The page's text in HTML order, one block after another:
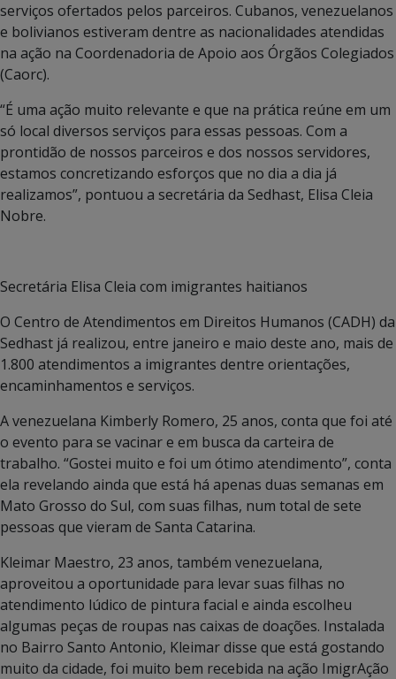
serviços ofertados pelos parceiros. Cubanos, venezuelanos
e bolivianos estiveram dentre as nacionalidades atendidas
na ação na Coordenadoria de Apoio aos Órgãos Colegiados
(Caorc).
“É uma ação muito relevante e que na prática reúne em um
só local diversos serviços para essas pessoas. Com a
prontidão de nossos parceiros e dos nossos servidores,
estamos concretizando esforços que no dia a dia já
realizamos”, pontuou a secretária da Sedhast, Elisa Cleia
Nobre.
Secretária Elisa Cleia com imigrantes haitianos
O Centro de Atendimentos em Direitos Humanos (CADH) da
Sedhast já realizou, entre janeiro e maio deste ano, mais de
1.800 atendimentos a imigrantes dentre orientações,
encaminhamentos e serviços.
A venezuelana Kimberly Romero, 25 anos, conta que foi até
o evento para se vacinar e em busca da carteira de
trabalho. “Gostei muito e foi um ótimo atendimento”, conta
ela revelando ainda que está há apenas duas semanas em
Mato Grosso do Sul, com suas filhas, num total de sete
pessoas que vieram de Santa Catarina.
Kleimar Maestro, 23 anos, também venezuelana,
aproveitou a oportunidade para levar suas filhas no
atendimento lúdico de pintura facial e ainda escolheu
algumas peças de roupas nas caixas de doações. Instalada
no Bairro Santo Antonio, Kleimar disse que está gostando
muito da cidade, foi muito bem recebida na ação ImigrAção